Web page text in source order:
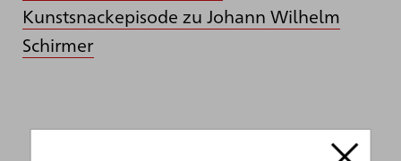
Kunstsnackepisode zu Johann Wilhelm
Schirmer